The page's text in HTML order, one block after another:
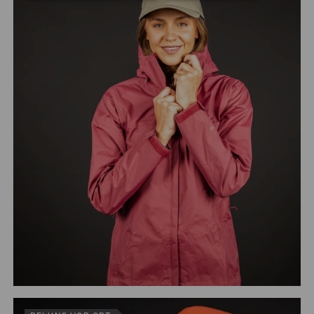
Deinem Sport: Sie halten Dich trocken und
transportieren auch Hitze schnell ab.
Craft, Supernatural und Columbia sind einige der
Marken, die wir für Dich im Angebot haben.